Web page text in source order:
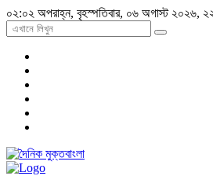
০২:০২ অপরাহ্ন, বৃহস্পতিবার, ০৬ অগাস্ট ২০২৬, ২২